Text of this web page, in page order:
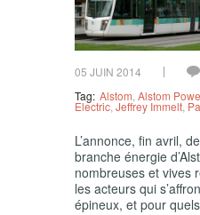
05 JUIN 2014
Tag: Alstom Alstom
Electric Jeffrey Immelt
L’annonce, fin avril,
branche énergie
nombreuses et vives
les acteurs qui
épineux, et pour